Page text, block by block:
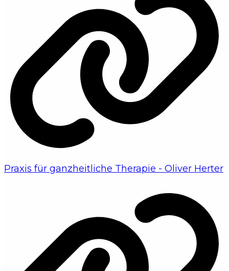
Praxis für ganzheitliche Therapie - Oliver Herter